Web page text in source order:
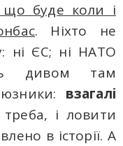
що буде коли і
. Ніхто не
ні ЄС; ні НАТО
дивом там
взагалі
і ловити
в історії. А